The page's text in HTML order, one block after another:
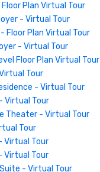
Plan Virtual Tour
- Virtual Tour
Floor Plan Virtual Tour
- Virtual Tour
Floor Plan Virtual Tour
Tour
- Virtual Tour
Virtual Tour
Theater - Virtual Tour
Tour
Virtual Tour
Virtual Tour
- Virtual Tour